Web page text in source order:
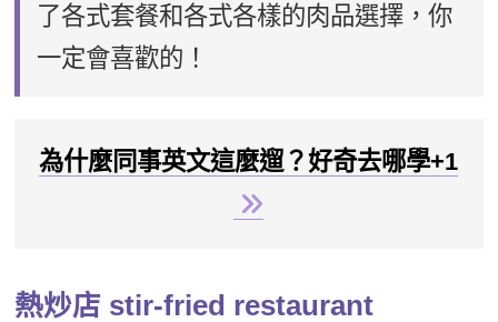
了各式套餐和各式各樣的肉品選擇，你
一定會喜歡的！
為什麼同事英文這麼遛？好奇去哪學+1
熱炒店 stir-fried restaurant